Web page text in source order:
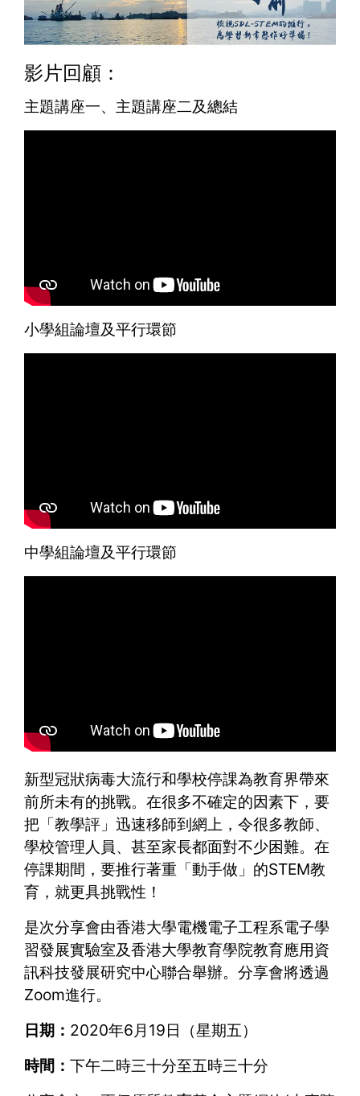
影片回顧：
主題講座一、主題講座二及總結
小學組論壇及平行環節
中學組論壇及平行環節
新型冠狀病毒大流行和學校停課為教育界帶來
前所未有的挑戰。在很多不確定的因素下，要
把「教學評」迅速移師到網上，令很多教師、
學校管理人員、甚至家長都面對不少困難。在
停課期間，要推行著重「動手做」的STEM教
育，就更具挑戰性！
是次分享會由香港大學電機電子工程系電子學
習發展實驗室及香港大學教育學院教育應用資
訊科技發展研究中心聯合舉辦。分享會將透過
Zoom進行。
日期： 2020年6月19日（星期五）
時間： 下午二時三十分至五時三十分